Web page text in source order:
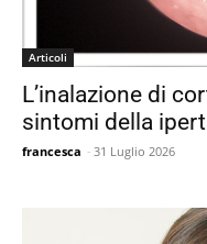
Articoli
L’inalazione di
sintomi della
francesca - 31 Luglio 2026